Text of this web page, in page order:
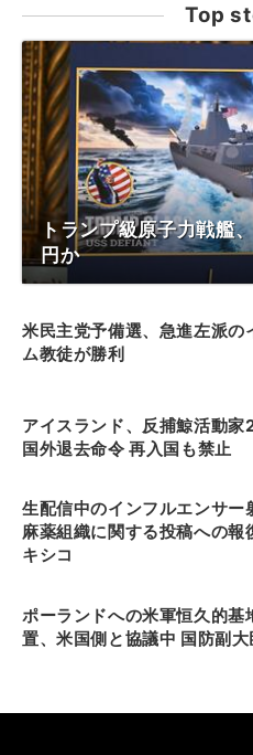
Top
トランプ級原子力戦艦
円か
米民主党予備選、急進左派の
ム教徒が勝利
アイスランド、反捕鯨活動家
国外退去命令 再入国も禁止
生配信中のインフルエンサー
麻薬組織に関する投稿への報
キシコ
ポーランドへの米軍恒久的基
置、米国側と協議中 国防副大